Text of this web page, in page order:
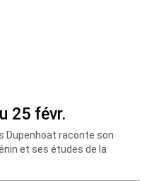
25 févr.
Dupenhoat raconte son
et ses études de la